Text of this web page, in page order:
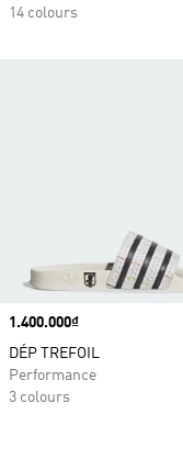
14 colours
Price
1.400.000₫
DÉP TREFOIL
Performance
3 colours